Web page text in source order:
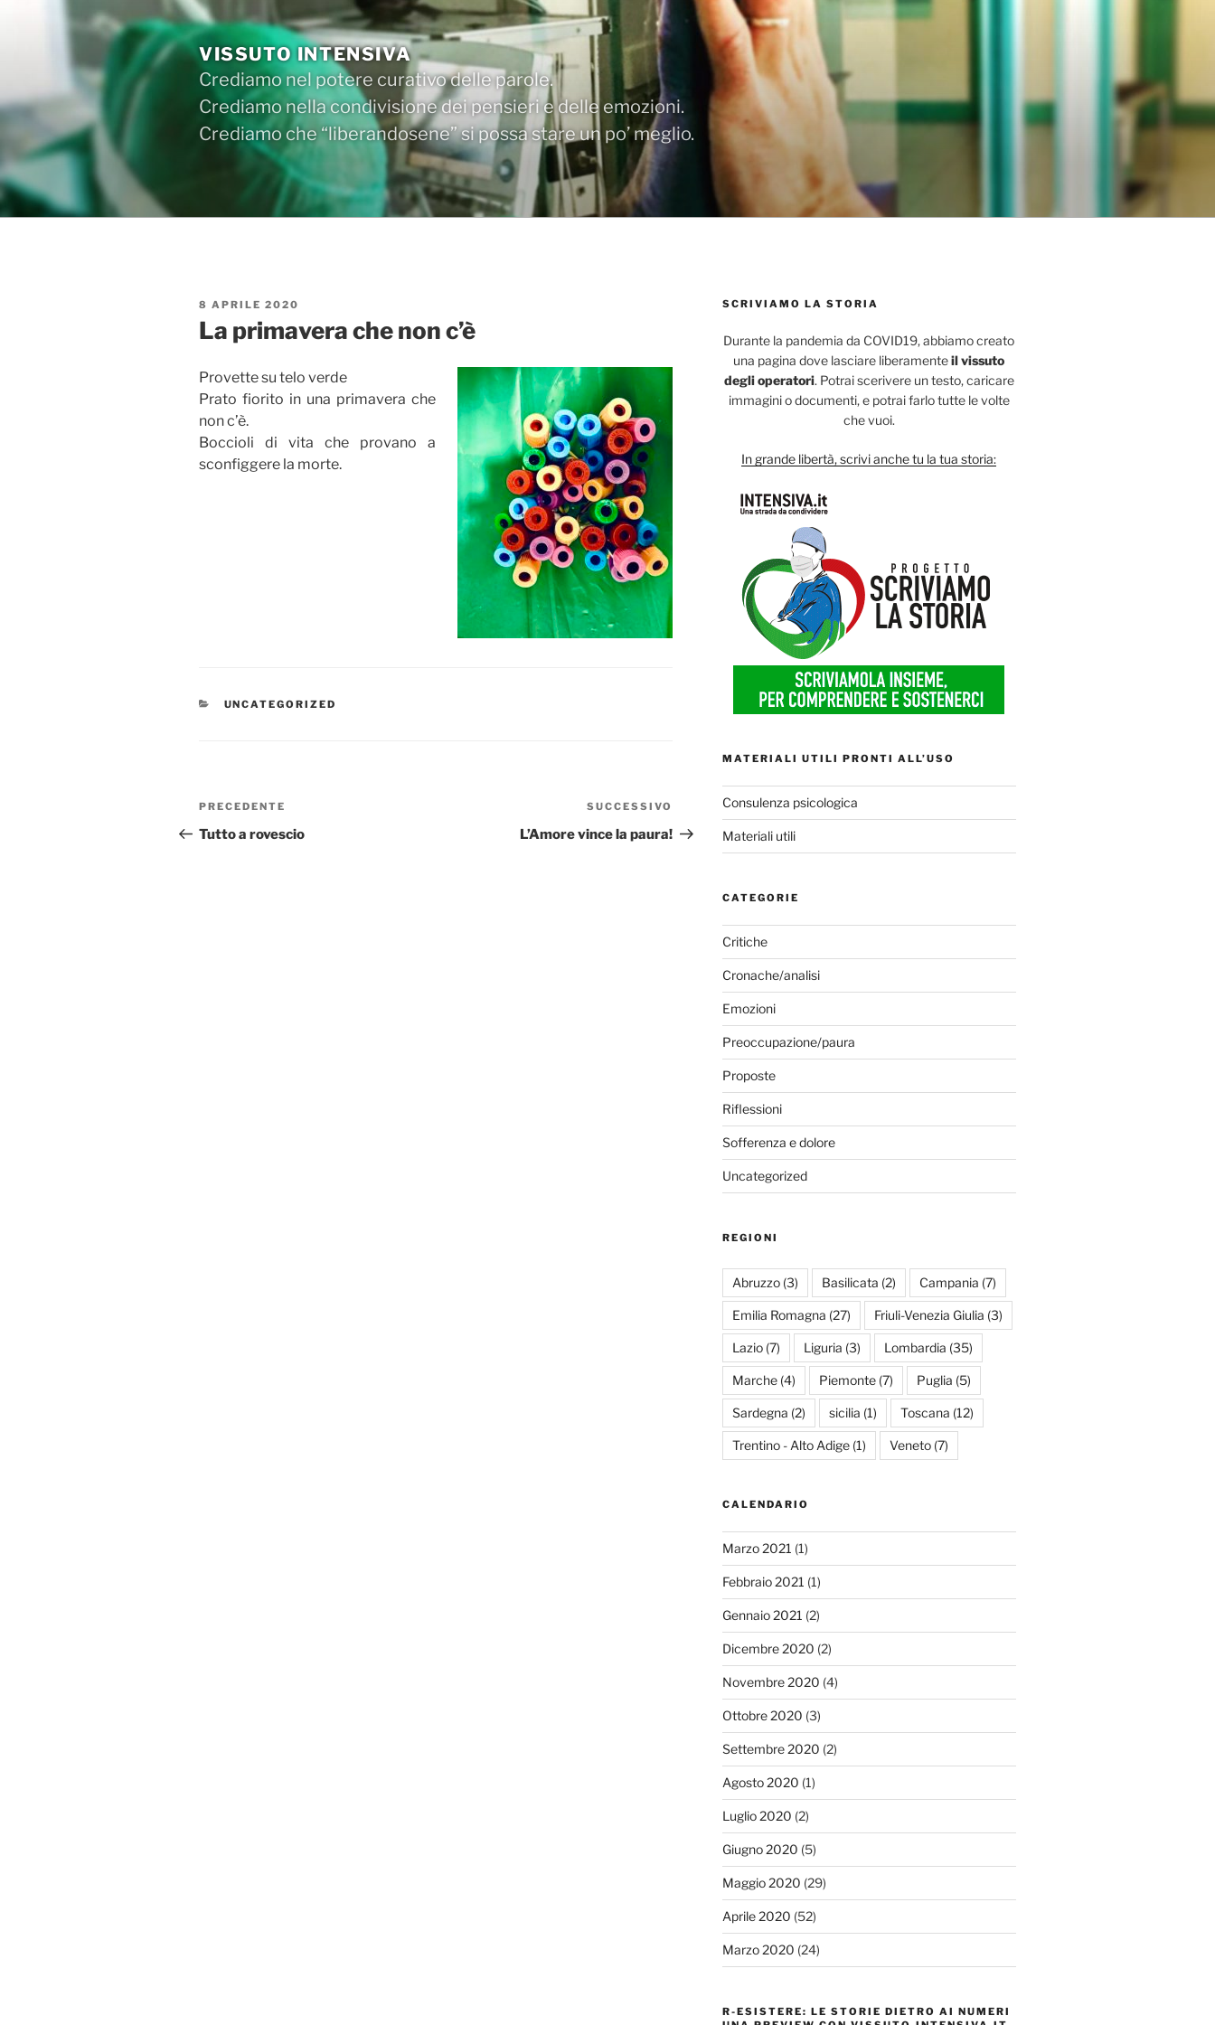
VISSUTO INTENSIVA
Crediamo nel potere curativo delle parole.
Crediamo nella condivisione dei pensieri e delle emozioni.
Crediamo che “liberandosene” si possa stare un po’ meglio.
PUBBLICATO
IL
8 APRILE 2020
La primavera che non c’è
Provette su telo verde
Prato fiorito in una primavera che
non c’è.
Boccioli di vita che provano a
sconfiggere la morte.
CATEGORIE
UNCATEGORIZED
Navigazione
articoli
Articolo
precedente:
PRECEDENTE
Tutto a rovescio
Articolo
successivo
SUCCESSIVO
L’Amore vince la paura!
SCRIVIAMO LA STORIA
Durante la pandemia da COVID19, abbiamo creato
una pagina dove lasciare liberamenteil vissuto
degli operatori. Potrai scerivere un testo, caricare
immagini o documenti, e potrai farlo tutte le volte
che vuoi.
In grande libertà, scrivi anche tu la tua storia:
MATERIALI UTILI PRONTI ALL’USO
Consulenza psicologica
Materiali utili
CATEGORIE
Critiche
Cronache/analisi
Emozioni
Preoccupazione/paura
Proposte
Riflessioni
Sofferenza e dolore
Uncategorized
REGIONI
Abruzzo(3) Basilicata (2) Campania (7)
Emilia Romagna (27) Friuli-Venezia Giulia (3)
Lazio(7) Liguria (3) Lombardia (35)
Marche(4) Piemonte(7) Puglia (5)
Sardegna (2) sicilia (1) Toscana (12)
Trentino - Alto Adige(1) Veneto(7)
CALENDARIO
Marzo 2021 (1)
Febbraio 2021 (1)
Gennaio 2021 (2)
Dicembre 2020 (2)
Novembre 2020 (4)
Ottobre 2020 (3)
Settembre 2020 (2)
Agosto 2020 (1)
Luglio 2020 (2)
Giugno 2020 (5)
Maggio 2020 (29)
Aprile 2020 (52)
Marzo 2020 (24)
R-ESISTERE: LE STORIE DIETRO AI NUMERI